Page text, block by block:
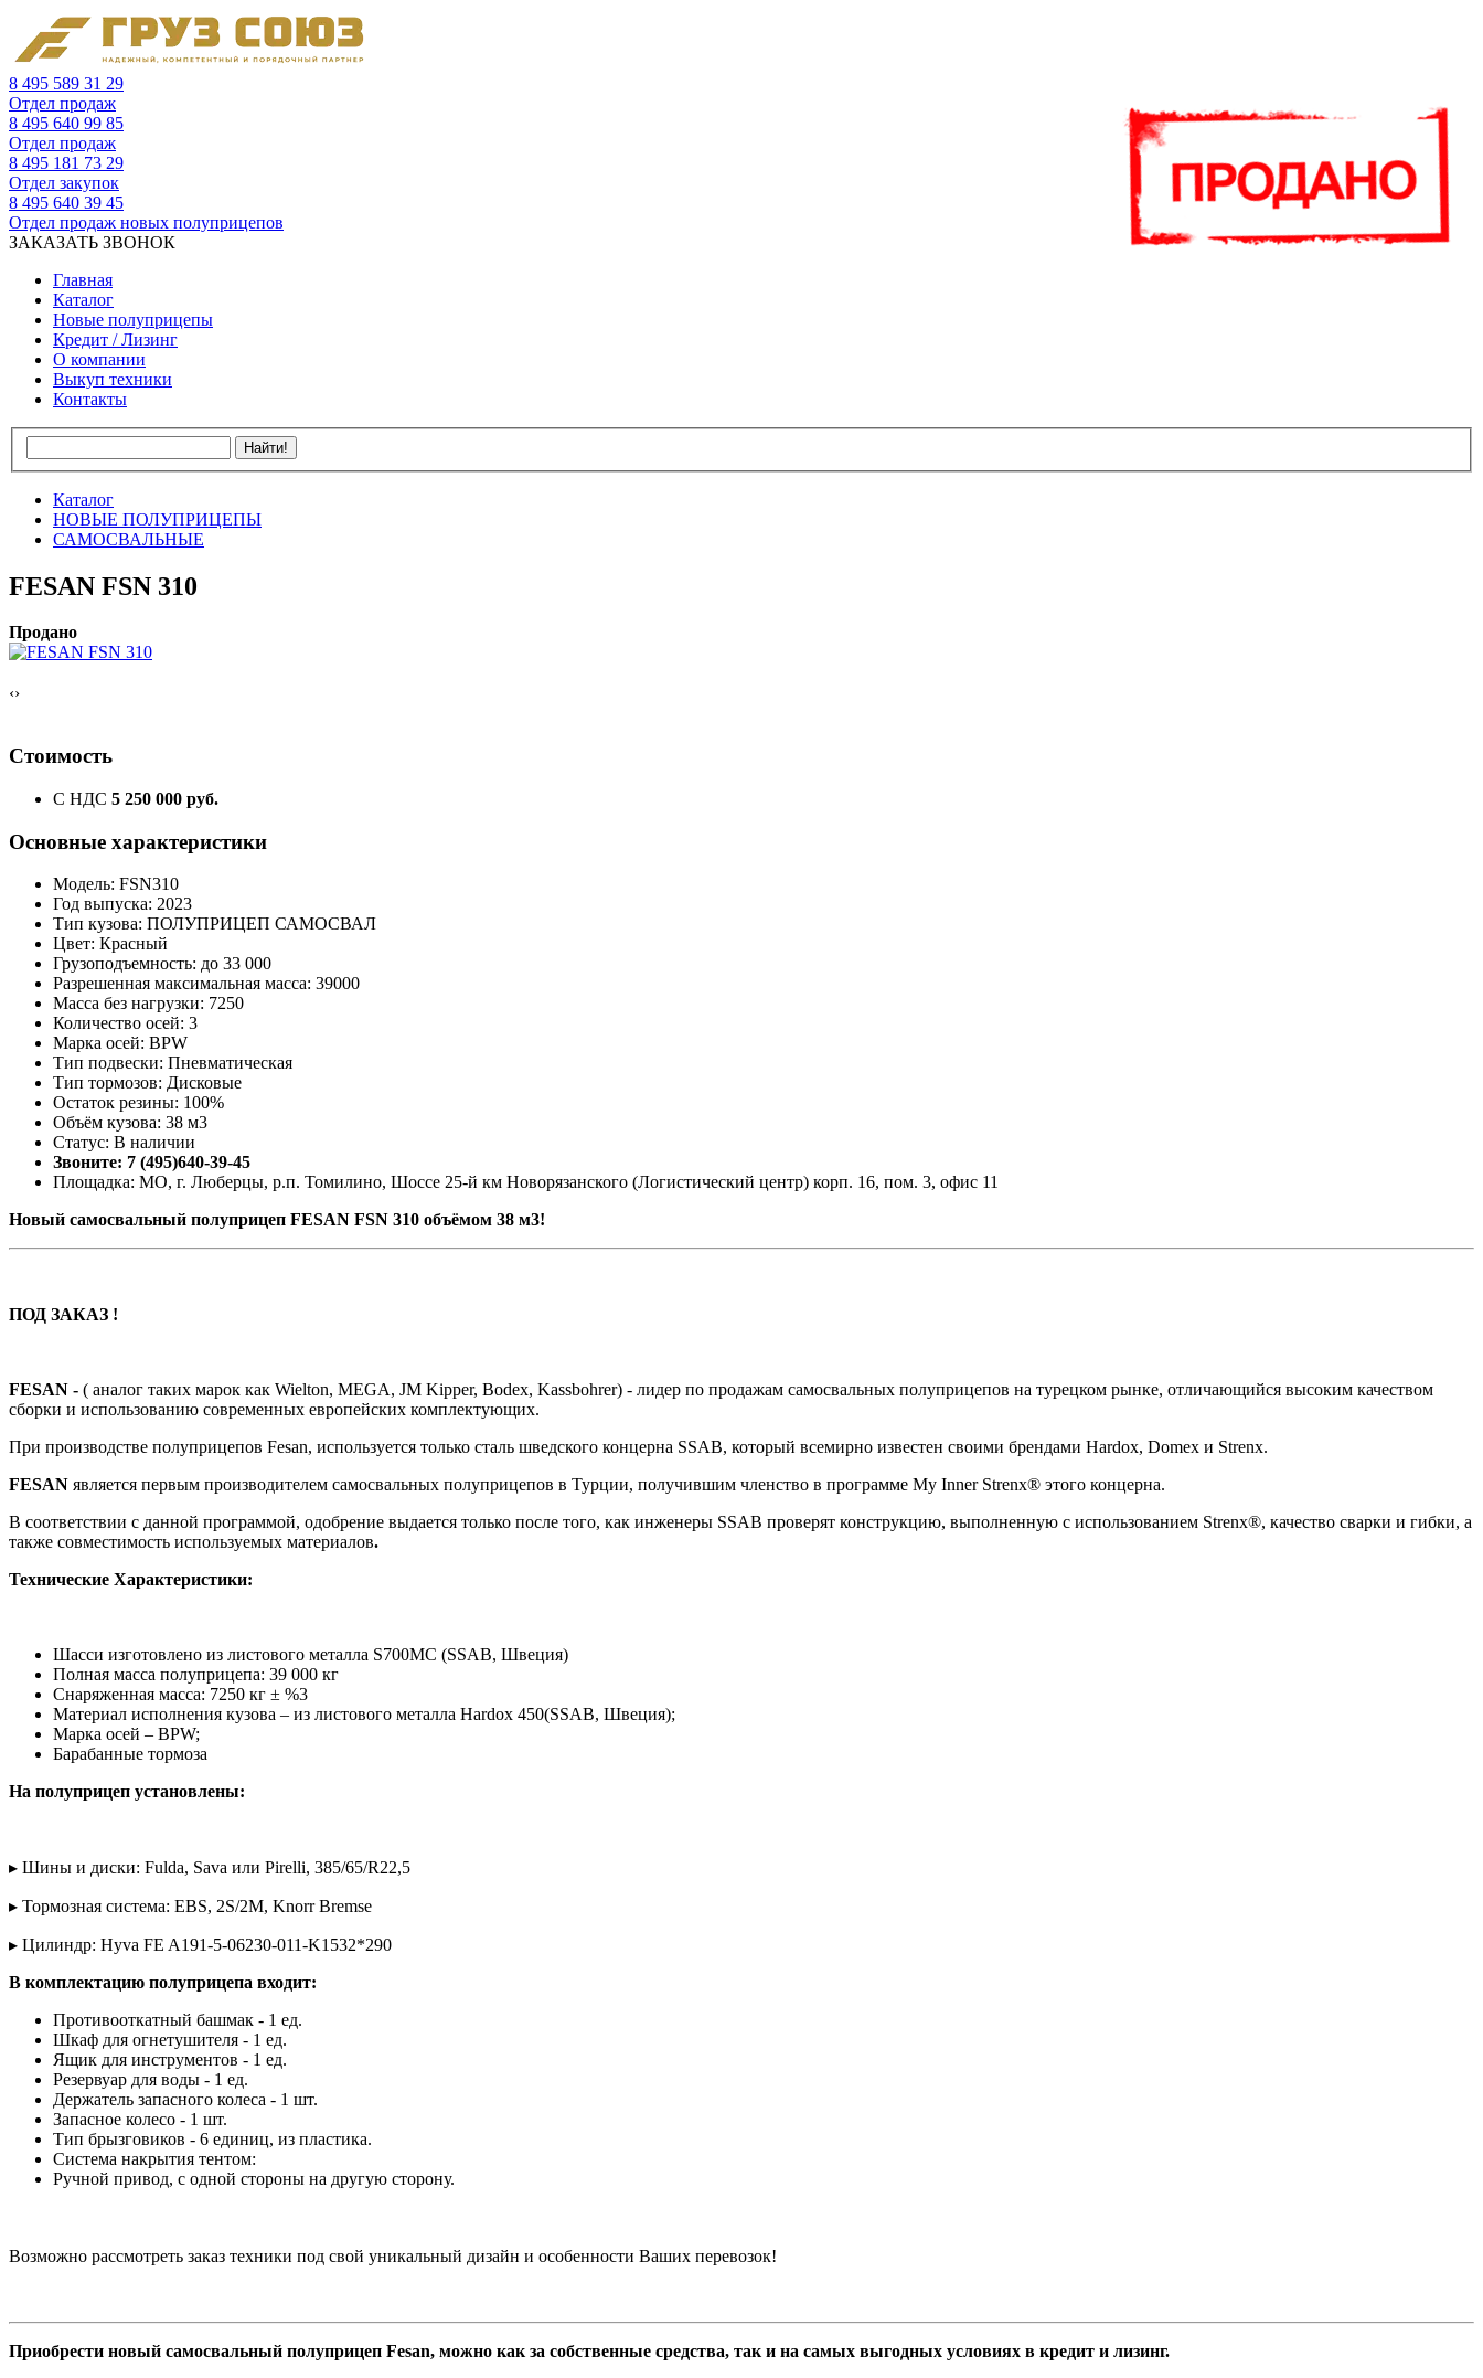
8 495 589 31 29
Отдел продаж
8 495 640 99 85
Отдел продаж
8 495 181 73 29
Отдел закупок
8 495 640 39 45
Отдел продаж новых полуприцепов
ЗАКАЗАТЬ ЗВОНОК
Главная
Каталог
Новые полуприцепы
Кредит / Лизинг
О компании
Выкуп техники
Контакты
Каталог
НОВЫЕ ПОЛУПРИЦЕПЫ
САМОСВАЛЬНЫЕ
FESAN FSN 310
Продано
‹›
Стоимость
С НДС 5 250 000 руб.
Основные характеристики
Модель: FSN310
Год выпуска: 2023
Тип кузова: ПОЛУПРИЦЕП САМОСВАЛ
Цвет: Красный
Грузоподъемность: до 33 000
Разрешенная максимальная масса: 39000
Масса без нагрузки: 7250
Количество осей: 3
Марка осей: BPW
Тип подвески: Пневматическая
Тип тормозов: Дисковые
Остаток резины: 100%
Объём кузова: 38 м3
Статус: В наличии
Звоните: 7 (495)640-39-45
Площадка: МО, г. Люберцы, р.п. Томилино, Шоссе 25-й км Новорязанского (Логистический центр) корп. 16, пом. 3, офис 11
Новый самосвальный полуприцеп FESAN FSN 310 объёмом 38 м3!
ПОД ЗАКАЗ !
FESAN - ( аналог таких марок как Wielton, MEGA, JM Kipper, Bodex, Kassbohrer) - лидер по продажам самосвальных полуприцепов на турецком рынке, отличающийся высоким качеством
сборки и использованию современных европейских комплектующих.
При производстве полуприцепов Fesan, используется только сталь шведского концерна SSAB, который всемирно известен своими брендами Hardox, Domex и Strenx.
FESAN является первым производителем самосвальных полуприцепов в Турции, получившим членство в программе My Inner Strenx® этого концерна.
В соответствии с данной программой, одобрение выдается только после того, как инженеры SSAB проверят конструкцию, выполненную с использованием Strenx®, качество сварки и гибки, а
также совместимость используемых материалов.
Технические Характеристики:
Шасси изготовлено из листового металла S700MC (SSAB, Швеция)
Полная масса полуприцепа: 39 000 кг
Снаряженная масса: 7250 кг ± %3
Материал исполнения кузова – из листового металла Hardox 450(SSAB, Швеция);
Марка осей – BPW;
Барабанные тормоза
На полуприцеп установлены:
▸ Шины и диски: Fulda, Sava или Pirelli, 385/65/R22,5
▸ Тормозная система: EBS, 2S/2M, Knorr Bremse
▸ Цилиндр: Hyva FE A191-5-06230-011-K1532*290
В комплектацию полуприцепа входит:
Противооткатный башмак - 1 ед.
Шкаф для огнетушителя - 1 ед.
Ящик для инструментов - 1 ед.
Резервуар для воды - 1 ед.
Держатель запасного колеса - 1 шт.
Запасное колесо - 1 шт.
Тип брызговиков - 6 единиц, из пластика.
Система накрытия тентом:
Ручной привод, с одной стороны на другую сторону.
Возможно рассмотреть заказ техники под свой уникальный дизайн и особенности Ваших перевозок!
Приобрести новый самосвальный полуприцеп Fesan, можно как за собственные средства, так и на самых выгодных условиях в кредит и лизинг.